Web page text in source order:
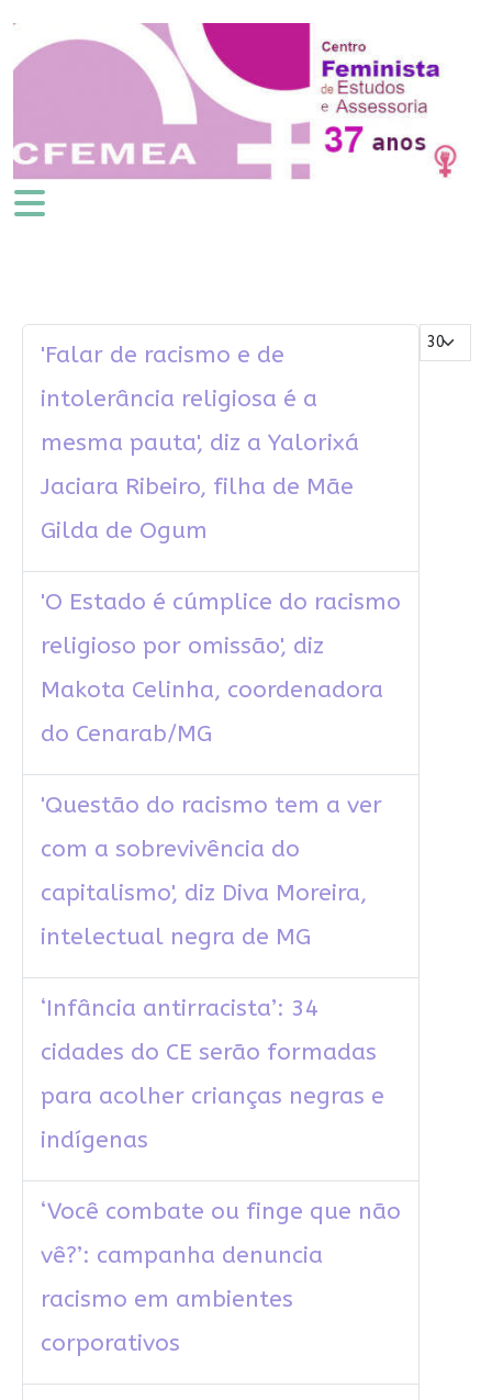
Mostrar #
'Falar de racismo e de
intolerância religiosa é a
mesma pauta', diz a Yalorixá
Jaciara Ribeiro, filha de Mãe
Gilda de Ogum
'O Estado é cúmplice do racismo
religioso por omissão', diz
Makota Celinha, coordenadora
do Cenarab/MG
'Questão do racismo tem a ver
com a sobrevivência do
capitalismo', diz Diva Moreira,
intelectual negra de MG
‘Infância antirracista’: 34
cidades do CE serão formadas
para acolher crianças negras e
indígenas
‘Você combate ou finge que não
vê?’: campanha denuncia
racismo em ambientes
corporativos